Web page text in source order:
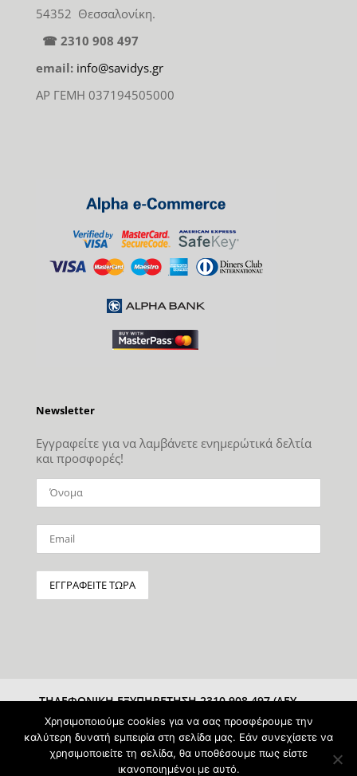
54352 Θεσσαλονίκη.
☎ 2310 908 497
email: info@savidys.gr
ΑΡ ΓΕΜΗ 037194505000
Newsletter
Εγγραφείτε για να λαμβάνετε ενημερώτικά δελτία
και προσφορές!
ΤΗΛΕΦΩΝΙΚΗ ΕΞΥΠΗΡΕΤΗΣΗ 2310 908 497 (ΔΕΥ-
ΣΑΒ 10:00-15:00)
Χρησιμοποιούμε cookies για να σας προσφέρουμε την
καλύτερη δυνατή εμπειρία στη σελίδα μας. Εάν συνεχίσετε να
χρησιμοποιείτε τη σελίδα, θα υποθέσουμε πως είστε
ικανοποιημένοι με αυτό.